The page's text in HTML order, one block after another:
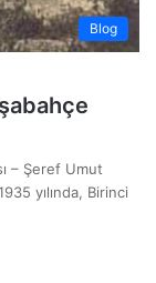
Blog
– Şeref Umut
yılında, Birinci